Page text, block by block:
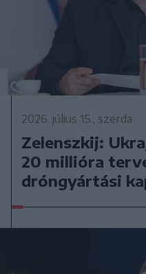
2026. július 15., szerda
Zelenszkij:
20 millióra
dróngyártási